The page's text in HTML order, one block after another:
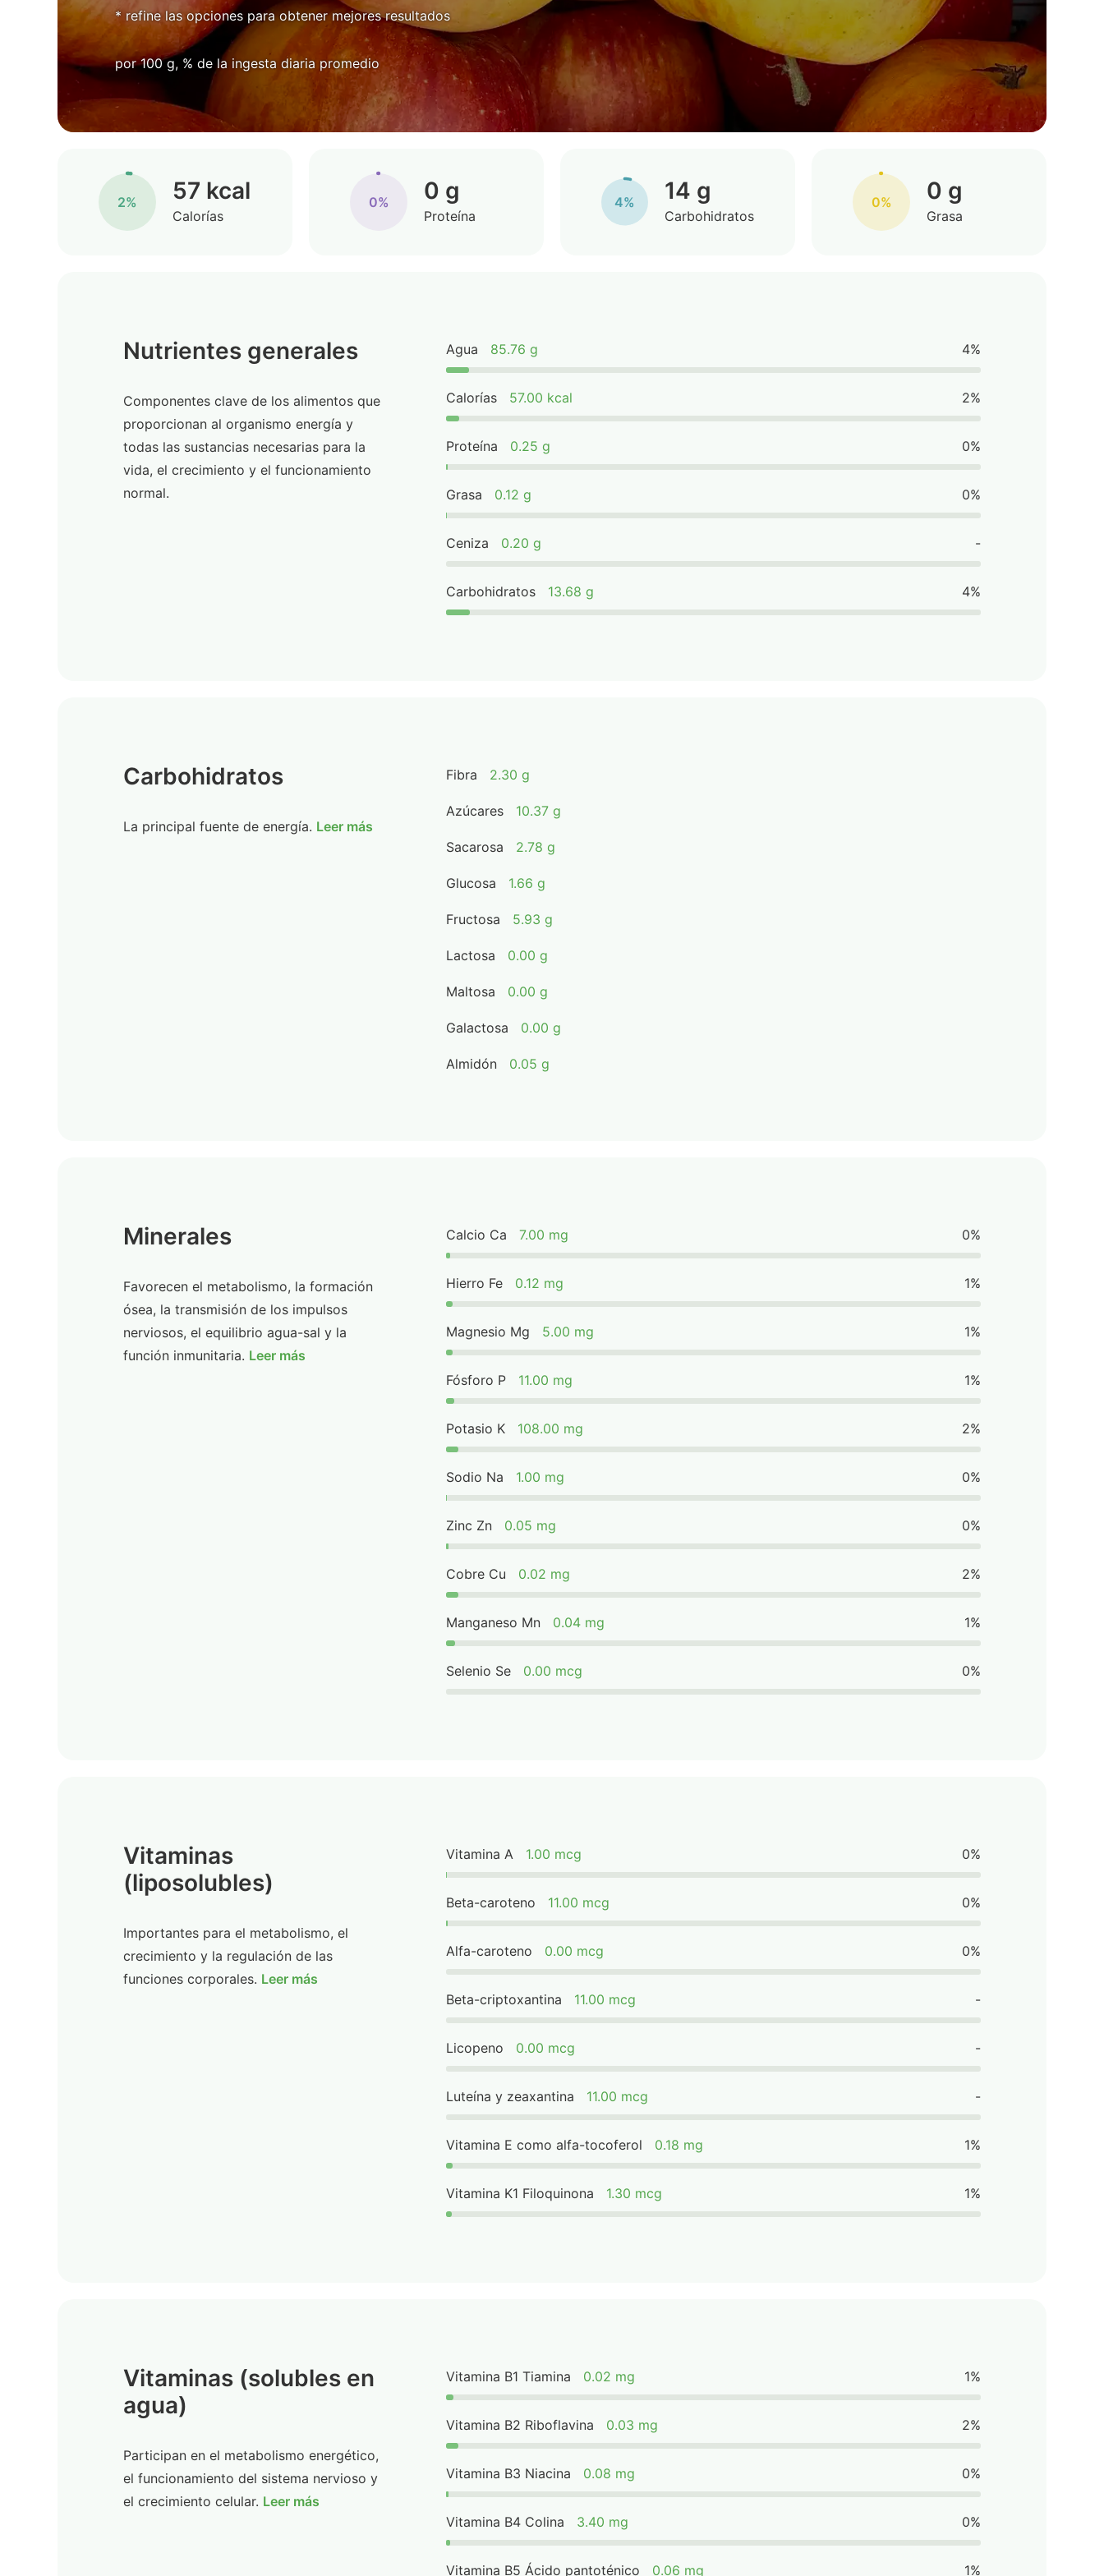
* refine las opciones para obtener mejores resultados
por 100 g, % de la ingesta diaria promedio
2% 57 kcal
Calorías
0% 0 g
Proteína
4% 14 g
Carbohidratos
0% 0 g
Grasa
Nutrientes generales
Componentes clave de los alimentos que
proporcionan al organismo energía y
todas las sustancias necesarias para la
vida, el crecimiento y el funcionamiento
normal.
Agua 85.76 g 4%
Calorías 57.00 kcal 2%
Proteína 0.25 g 0%
Grasa 0.12 g 0%
Ceniza 0.20 g -
Carbohidratos 13.68 g 4%
Carbohidratos
La principal fuente de energía. Leer más
Fibra 2.30 g
Azúcares 10.37 g
Sacarosa 2.78 g
Glucosa 1.66 g
Fructosa 5.93 g
Lactosa 0.00 g
Maltosa 0.00 g
Galactosa 0.00 g
Almidón 0.05 g
Minerales
Favorecen el metabolismo, la formación
ósea, la transmisión de los impulsos
nerviosos, el equilibrio agua-sal y la
función inmunitaria. Leer más
Calcio Ca 7.00 mg 0%
Hierro Fe 0.12 mg 1%
Magnesio Mg 5.00 mg 1%
Fósforo P 11.00 mg 1%
Potasio K 108.00 mg 2%
Sodio Na 1.00 mg 0%
Zinc Zn 0.05 mg 0%
Cobre Cu 0.02 mg 2%
Manganeso Mn 0.04 mg 1%
Selenio Se 0.00 mcg 0%
Vitaminas
(liposolubles)
Importantes para el metabolismo, el
crecimiento y la regulación de las
funciones corporales. Leer más
Vitamina A 1.00 mcg 0%
Beta-caroteno 11.00 mcg 0%
Alfa-caroteno 0.00 mcg 0%
Beta-criptoxantina 11.00 mcg -
Licopeno 0.00 mcg -
Luteína y zeaxantina 11.00 mcg -
Vitamina E como alfa-tocoferol 0.18 mg 1%
Vitamina K1 Filoquinona 1.30 mcg 1%
Vitaminas (solubles en
agua)
Participan en el metabolismo energético,
el funcionamiento del sistema nervioso y
el crecimiento celular. Leer más
Vitamina B1 Tiamina 0.02 mg 1%
Vitamina B2 Riboflavina 0.03 mg 2%
Vitamina B3 Niacina 0.08 mg 0%
Vitamina B4 Colina 3.40 mg 0%
Vitamina B5 Ácido pantoténico 0.06 mg 1%